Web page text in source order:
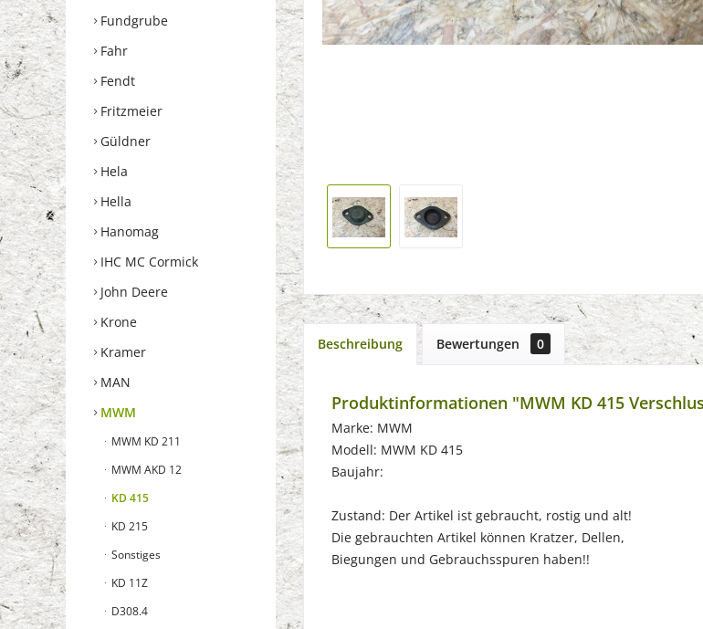
Fundgrube
Fahr
Fendt
Fritzmeier
Güldner
Hela
Hella
Hanomag
IHC MC Cormick
John Deere
Krone
Kramer
MAN
MWM
MWM KD 211
MWM AKD 12
KD 415
KD 215
Sonstiges
KD 11Z
D308.4
Beschreibung Bewertungen 0
Produktinformationen "MWM KD 415
Marke: MWM
Modell: MWM KD 415
Baujahr:
Zustand: Der Artikel ist gebraucht, rostig und alt!
Die gebrauchten Artikel können Kratzer, Dellen,
Biegungen und Gebrauchsspuren haben!!